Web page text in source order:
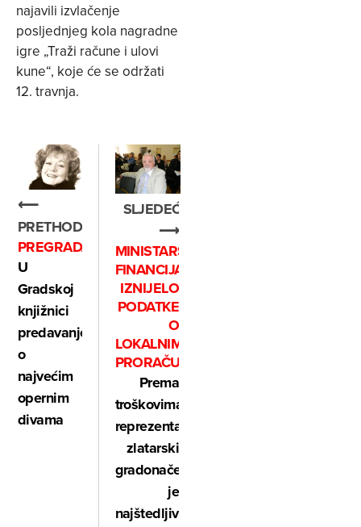
najavili izvlačenje
posljednjeg kola nagradne
igre „Traži račune i ulovi
kune“, koje će se održati
12. travnja.
⟵
PRETHODNO
PREGRADA
U
Gradskoj
knjižnici
predavanje
o
najvećim
opernim
divama
SLJEDEĆE
⟶
MINISTARSTVO
FINANCIJA
IZNIJELO
PODATKE
O
LOKALNIM
PRORAČUNIMA
Prema
troškovima
reprezentacije,
zlatarski
gradonačelnik
je
najštedljiviji